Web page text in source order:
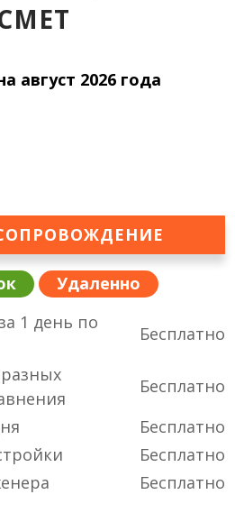
август 2026 года
Удаленно
1 день по
Бесплатно
Бесплатно
Бесплатно
Бесплатно
Бесплатно